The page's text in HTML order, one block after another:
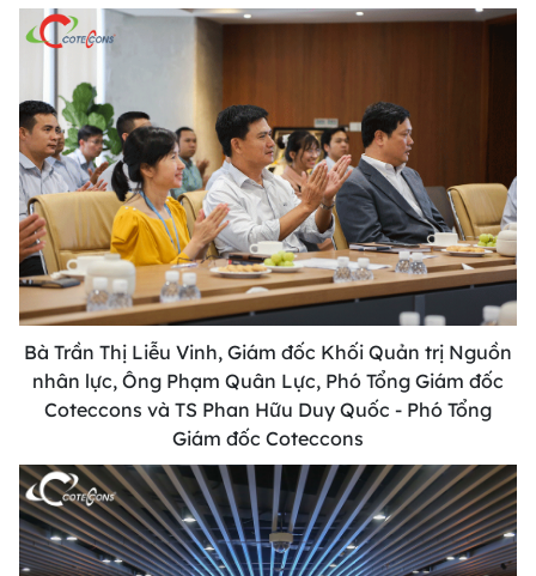
Bà Trần Thị Liễu Vinh, Giám đốc Khối Quản trị Nguồn
nhân lực, Ông Phạm Quân Lực, Phó Tổng Giám đốc
Coteccons và TS Phan Hữu Duy Quốc - Phó Tổng
Giám đốc Coteccons